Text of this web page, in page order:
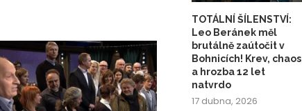
TOTÁLNÍ ŠÍLENSTVÍ:
Leo Beránek měl
brutálně zaútočit v
Bohnicích! Krev, chaos
a hrozba 12 let
natvrdo
17 dubna, 2026